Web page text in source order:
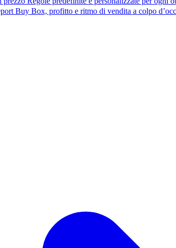
Buy Box, profitto e ritmo di vendita a colpo